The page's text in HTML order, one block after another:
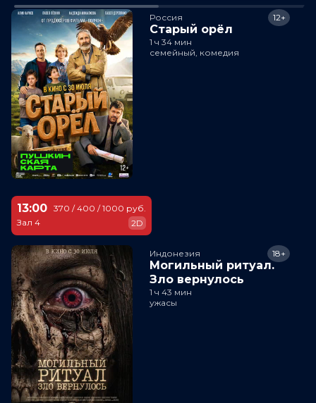
Россия
Старый орёл
12+
1 ч 34 мин
семейный, комедия
13:00
Зал 4
370 / 400 / 1000 руб.
2D
Индонезия
Могильный ритуал.
Зло вернулось
18+
1 ч 43 мин
ужасы